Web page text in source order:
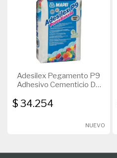
Adesilex Pegamento P9
Adhesivo Cementicio De
$ 34.254
NUEVO